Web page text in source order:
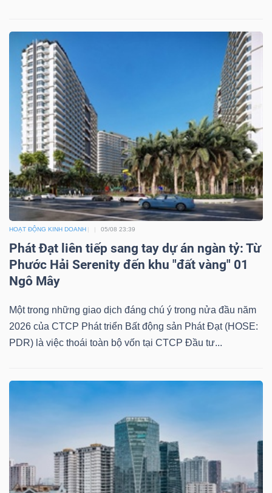
HOẠT ĐỘNG KINH DOANH 05/08 23:39
Phát Đạt liên tiếp sang tay dự án ngàn tỷ: Từ
Phước Hải Serenity đến khu "đất vàng" 01
Ngô Mây
Một trong những giao dịch đáng chú ý trong nửa đầu năm
2026 của CTCP Phát triển Bất động sản Phát Đạt (HOSE:
PDR) là việc thoái toàn bộ vốn tại CTCP Đầu tư...